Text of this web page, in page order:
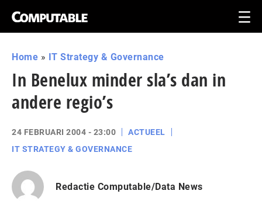
Home » IT Strategy & Governance
In Benelux minder sla’s dan in
andere regio’s
24 FEBRUARI 2004 - 23:00
ACTUEEL
IT STRATEGY & GOVERNANCE
Redactie Computable/Data News